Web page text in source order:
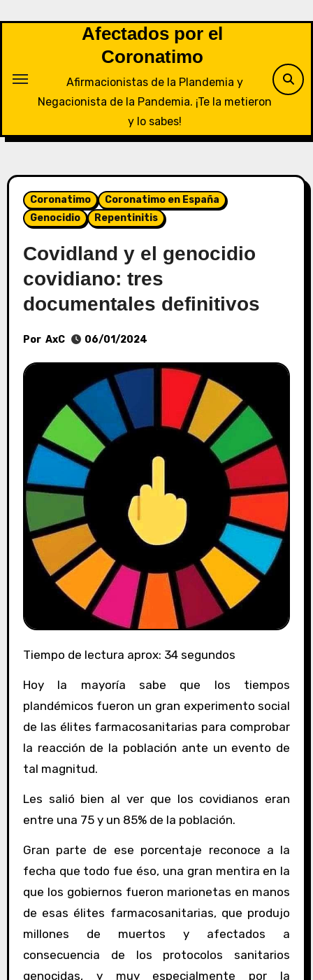
Afectados por el
Coronatimo
Afirmacionistas de la Plandemia y
Negacionista de la Pandemia. ¡Te la metieron
y lo sabes!
Coronatimo
Coronatimo en España
Genocidio
Repentinitis
Covidland y el genocidio
covidiano: tres
documentales definitivos
Por AxC 06/01/2024
Tiempo de lectura aprox: 34 segundos
Hoy la mayoría sabe que los tiempos
plandémicos fueron un gran experimento social
de las élites farmacosanitarias para comprobar
la reacción de la población ante un evento de
tal magnitud.
Les salió bien al ver que los covidianos eran
entre una 75 y un 85% de la población.
Gran parte de ese porcentaje reconoce a la
fecha que todo fue éso, una gran mentira en la
que los gobiernos fueron marionetas en manos
de esas élites farmacosanitarias, que produjo
millones de muertos y afectados a
consecuencia de los protocolos sanitarios
genocidas, y muy especialmente por la